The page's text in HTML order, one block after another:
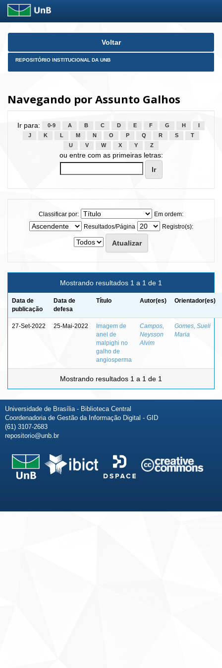
Skip
Voltar
REPOSITÓRIO INSTITUCIONAL DA UNB
Navegando por Assunto Galhos
Ir para: 0-9 A B C D E F G H
J
K L M N O P Q R S
T
U
V W X Y Z
ou entre com as primeiras letras:
Classificar por:
Em ordem:
Resultados/Página
Registro(s):
Mostrando resultados 1 a 1 de 1
Data de
publicação
Data de
defesa
Título Autor(es) Orientador(es)
27-Set-2022 25-Mai-2022
Imagem de
anel de
malpighi no
galho de
angiosperma
Campos,
Neysson
Alvim
Gomes, Sueli
Maria
Mostrando resultados 1 a 1 de 1
Universidade de Brasília - Biblioteca Central
Coordenadoria de Gestão da Informação Digital - GID
(61) 3107-2683
repositorio@unb.br